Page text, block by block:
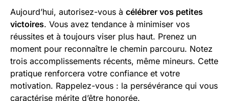
Aujourd’hui, autorisez-vous à célébrer vos petites
victoires. Vous avez tendance à minimiser vos
réussites et à toujours viser plus haut. Prenez un
moment pour reconnaître le chemin parcouru. Notez
trois accomplissements récents, même mineurs. Cette
pratique renforcera votre confiance et votre
motivation. Rappelez-vous : la persévérance qui vous
caractérise mérite d’être honorée.